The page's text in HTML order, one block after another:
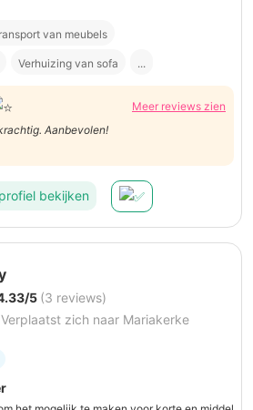
van meubels
Verhuizing van sofa ...
Meer reviews zien
Aanbevolen!
bekijken
5 (3 reviews)
Verplaatst zich naar Mariakerke